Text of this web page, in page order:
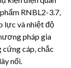
RNBL2-3.7,
lực và nhiệt độ
pháp gia
cứng cáp, chắc
nối.